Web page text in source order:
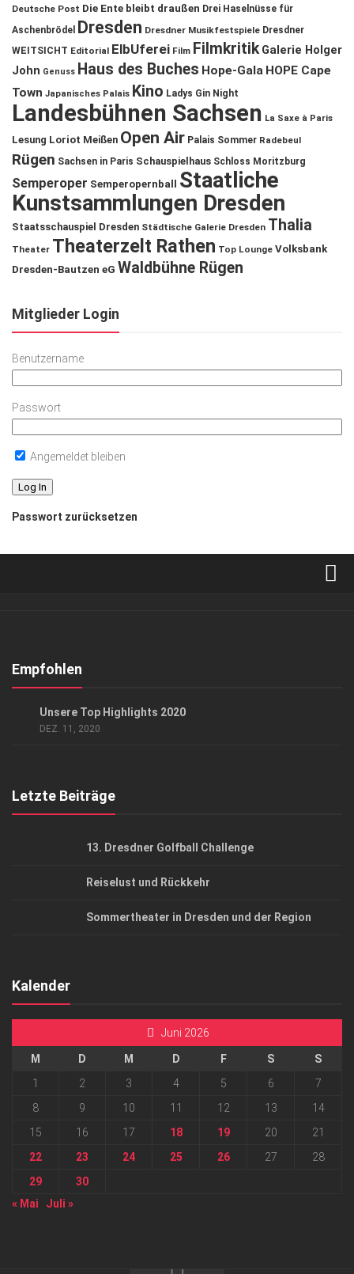
Deutsche Post Die Ente bleibt draußen Drei Haselnüsse für
Aschenbrödel
Dresden Dresdner Musikfestspiele Dresdner
WEITSICHT Editorial ElbUferei Film Filmkritik Galerie Holger
John Genuss Haus des Buches Hope-Gala HOPE Cape
Town Japanisches Palais Kino Ladys Gin Night
Landesbühnen Sachsen La Saxe à Paris
Lesung Loriot Meißen Open Air Palais Sommer Radebeul
Rügen Sachsen in Paris Schauspielhaus Schloss Moritzburg
Semperoper Semperopernball
Staatliche
Kunstsammlungen Dresden
Staatsschauspiel Dresden Städtische Galerie Dresden Thalia
Theater Theaterzelt Rathen Top Lounge Volksbank
Dresden-Bautzen eG Waldbühne Rügen
Mitglieder Login
Benutzername
Passwort
Angemeldet bleiben
Passwort zurücksetzen
Kontakt, Impressum
Empfohlen
Unsere Top Highlights 2020
DEZ. 11, 2020
Letzte Beiträge
13. Dresdner Golfball Challenge
Reiselust und Rückkehr
Sommertheater in Dresden und der Region
Kalender
Juni 2026
M D M D F S
S
1
2 3 4 5 6
7
8
9 10 11 12 13
14
15
16 17 18 19 20
21
22
23 24 25 26 27
28
29
30
« Mai
Juli »